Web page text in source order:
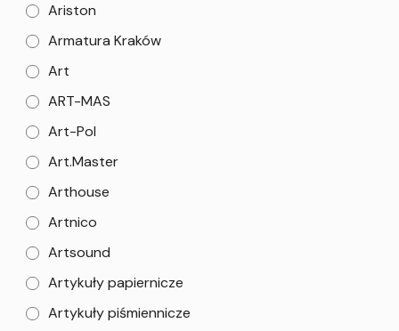
Ariston
Armatura Kraków
Art
ART-MAS
Art-Pol
Art.Master
Arthouse
Artnico
Artsound
Artykuły papiernicze
Artykuły piśmiennicze